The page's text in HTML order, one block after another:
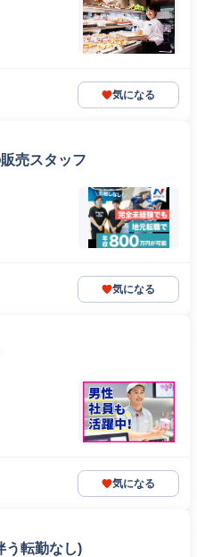
気になる
売スタッフ
気になる
気になる
う転勤なし)